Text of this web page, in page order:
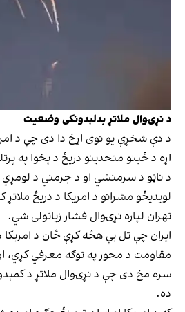
د نړۍوال ملاتړ بدلېدونکی وضعیت
د دې شخړې یو نوی اړخ دا دی چې د
اړه د ځینو متحدینو دریځ د پخوا په
د ناټو د سرمنشي او د جرمني د لومړي
لویدیځو مشرانو د امریکا د دریځ
تهران لپاره نړۍوال فشار زیاتولی شي.
ایران چې تل یې هڅه کړې ځان د امریکا
مقاومت د محور په توګه معرفي
سره مخ دی چې د نړۍوال ملاتړ د
ده.